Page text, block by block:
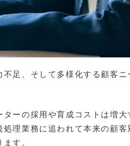
足、そして多様化する顧客
ーの採用や育成コストは増
理業務に追われて本来の顧
す。